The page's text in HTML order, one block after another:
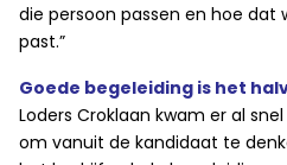
die persoon passen en hoe dat
past.”
Goede begeleiding is het
Loders Croklaan kwam er al
om vanuit de kandidaat te